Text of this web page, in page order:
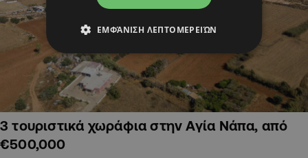
3 τουριστικά χωράφια στην Αγία Νάπα, από
€500,000
ΕΜΦΆΝΙΣΗ ΛΕΠΤΟΜΕΡΕΙΏΝ